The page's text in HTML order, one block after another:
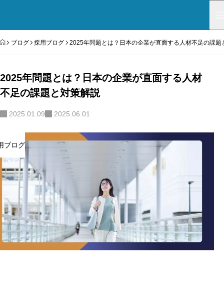
HOME
ブログ 採用ブログ 2025年問題とは？日本の企業が直面する人材不足の課題
2025年問題とは？日本の企業が直面する人材
不足の課題と対策解説
2025.01.09 2025.06.01
ブログ